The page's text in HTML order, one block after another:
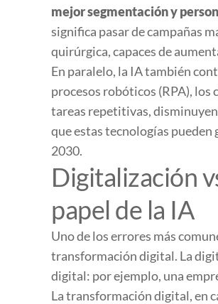
mejor segmentación y
significa pasar de campañas
quirúrgica, capaces de
En paralelo, la IA también
procesos robóticos (RPA),
tareas repetitivas,
que estas tecnologías pueden
2030.
Digitalización
papel de la IA
Uno de los errores más
transformación digital. La
digital: por ejemplo, una
La transformación digital, en